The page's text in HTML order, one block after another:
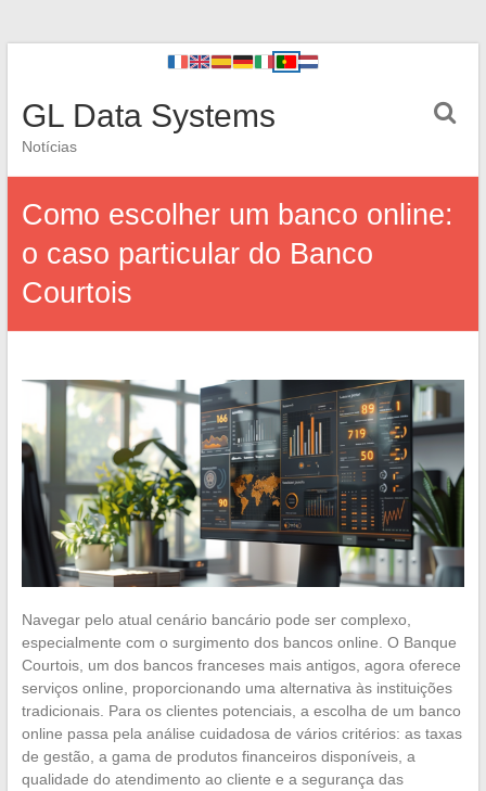
GL Data Systems
Notícias
Como escolher um banco online:
o caso particular do Banco
Courtois
Navegar pelo atual cenário bancário pode ser complexo,
especialmente com o surgimento dos bancos online. O Banque
Courtois, um dos bancos franceses mais antigos, agora oferece
serviços online, proporcionando uma alternativa às instituições
tradicionais. Para os clientes potenciais, a escolha de um banco
online passa pela análise cuidadosa de vários critérios: as taxas
de gestão, a gama de produtos financeiros disponíveis, a
qualidade do atendimento ao cliente e a segurança das